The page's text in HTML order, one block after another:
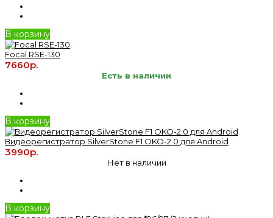
В корзину
Focal RSE-130
7660р.
Есть в наличии
В корзину
Видеорегистратор SilverStone F1 OKO-2.0 для Android
3990р.
Нет в наличии
В корзину